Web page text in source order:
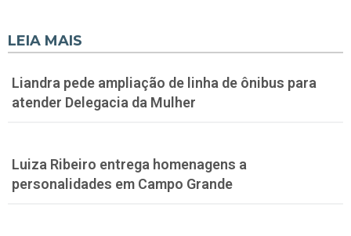
LEIA MAIS
Liandra pede ampliação de linha de ônibus para
atender Delegacia da Mulher
Luiza Ribeiro entrega homenagens a
personalidades em Campo Grande